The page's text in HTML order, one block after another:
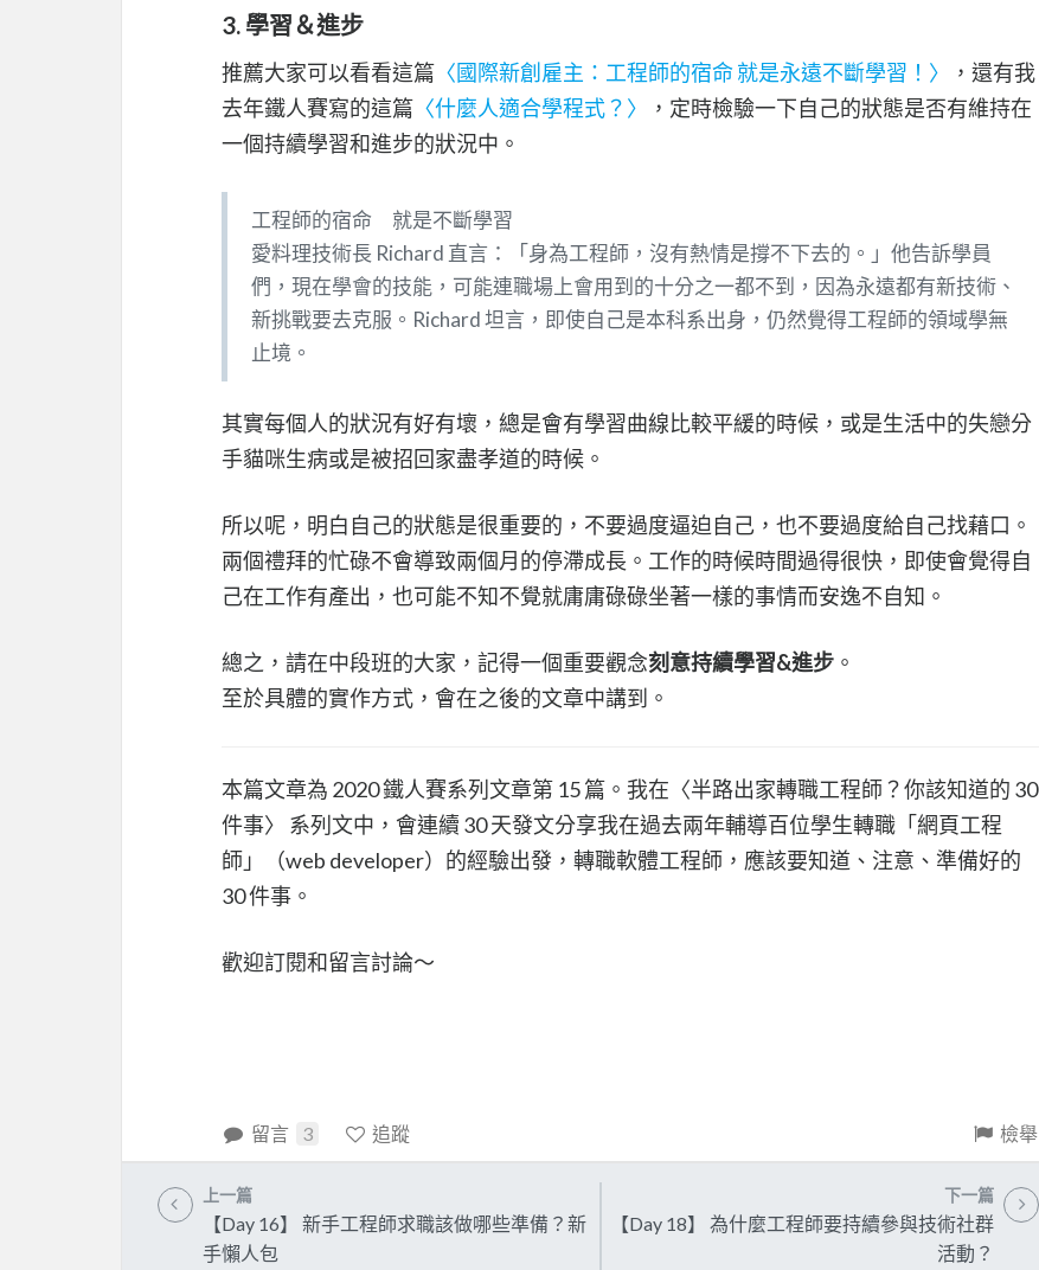
3. 學習＆進步
推薦大家可以看看這篇 〈國際新創雇主：工程師的宿命 就是永遠不斷學習！〉
，還有我
去年鐵人賽寫的這篇 〈什麼人適合學程式？〉
，定時檢驗一下自己的狀態是否有維持在
一個持續學習和進步的狀況中。
工程師的宿命 就是不斷學習
愛料理技術長 Richard 直言：「身為工程師，沒有熱情是撐不下去的。」他告訴學員
們，現在學會的技能，可能連職場上會用到的十分之一都不到，因為永遠都有新技術、
新挑戰要去克服。Richard 坦言，即使自己是本科系出身，仍然覺得工程師的領域學無
止境。
其實每個人的狀況有好有壞，總是會有學習曲線比較平緩的時候，或是生活中的失戀分
手貓咪生病或是被招回家盡孝道的時候。
所以呢，明白自己的狀態是很重要的，不要過度逼迫自己，也不要過度給自己找藉口。
兩個禮拜的忙碌不會導致兩個月的停滯成長。工作的時候時間過得很快，即使會覺得自
己在工作有產出，也可能不知不覺就庸庸碌碌坐著一樣的事情而安逸不自知。
總之，請在中段班的大家，記得一個重要觀念刻意持續學習&進步 。
至於具體的實作方式，會在之後的文章中講到。
本篇文章為 2020 鐵人賽系列文章第 15 篇。我在〈半路出家轉職工程師？你該知道的 30
件事〉 系列文中，會連續 30 天發文分享我在過去兩年輔導百位學生轉職「網頁工程
師」（web developer）的經驗出發，轉職軟體工程師，應該要知道、注意、準備好的
30 件事。
歡迎訂閱和留言討論～
留言 3 追蹤 檢舉
上一篇
【Day 16】 新手工程師求職該做哪些準備？新
手懶人包
下一篇
【Day 18】 為什麼工程師要持續參與技術社群
活動？